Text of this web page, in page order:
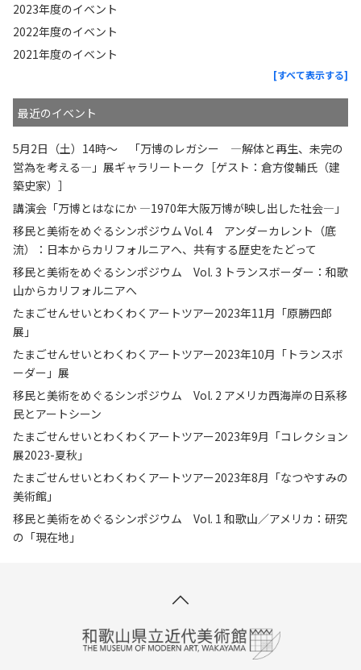
2023年度のイベント
2022年度のイベント
2021年度のイベント
[すべて表示する]
最近のイベント
5月2日（土）14時〜 「万博のレガシー —解体と再生、未完の
営為を考える—」展ギャラリートーク［ゲスト：倉方俊輔氏（建
築史家）］
講演会「万博とはなにか —1970年大阪万博が映し出した社会—」
移民と美術をめぐるシンポジウム Vol. 4 アンダーカレント（底
流）：日本からカリフォルニアへ、共有する歴史をたどって
移民と美術をめぐるシンポジウム Vol. 3 トランスボーダー：和歌
山からカリフォルニアへ
たまごせんせいとわくわくアートツアー2023年11月「原勝四郎
展」
たまごせんせいとわくわくアートツアー2023年10月「トランスボ
ーダー」展
移民と美術をめぐるシンポジウム Vol. 2 アメリカ西海岸の日系移
民とアートシーン
たまごせんせいとわくわくアートツアー2023年9月「コレクション
展2023-夏秋」
たまごせんせいとわくわくアートツアー2023年8月「なつやすみの
美術館」
移民と美術をめぐるシンポジウム Vol. 1 和歌山／アメリカ：研究
の「現在地」